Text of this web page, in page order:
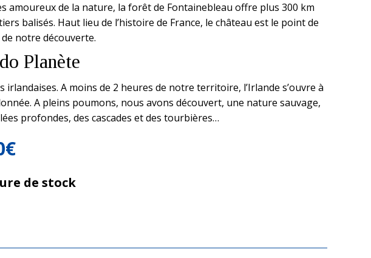
amoureux de la nature, la forêt de Fontainebleau offre plus 300 km
balisés. Haut lieu de l’histoire de France, le château est le point de
notre découverte.
Planète
irlandaises. A moins de 2 heures de notre territoire, l’Irlande s’ouvre à
A pleins poumons, nous avons découvert, une nature sauvage,
profondes, des cascades et des tourbières…
€
de stock